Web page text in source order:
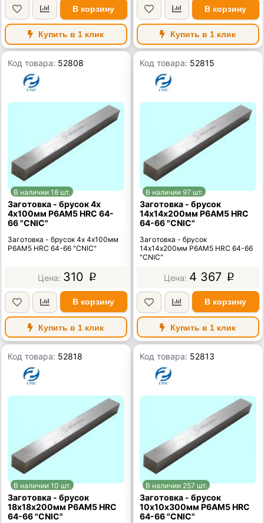
В корзину
Купить в 1 клик
В корзину
Купить в 1 клик
Код товара: 52808
В наличии 18 шт.
Заготовка - брусок 4х
4х100мм Р6АМ5 HRC 64-
66 "CNIC"
Заготовка - брусок 4х 4х100мм
Р6АМ5 HRC 64-66 "CNIC"
310 p
В корзину
Купить в 1 клик
Код товара: 52815
В наличии 97 шт.
Заготовка - брусок
14х14х200мм Р6АМ5 HRC
64-66 "CNIC"
Заготовка - брусок
14х14х200мм Р6АМ5 HRC 64-66
"CNIC"
4 367 p
В корзину
Купить в 1 клик
Код товара: 52818
В наличии 10 шт.
Заготовка - брусок
18х18х200мм Р6АМ5 HRC
64-66 "CNIC"
Код товара: 52813
В наличии 257 шт.
Заготовка - брусок
10х10х300мм Р6АМ5 HRC
64-66 "CNIC"